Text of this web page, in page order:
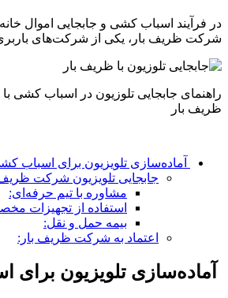
در فرآیند اسباب کشی و جابجایی اموال
شرکت ظریف بار، یکی از شرکت‌های
راهنمای جابجایی تلوزیون در اسباب کشی
ظریف بار
آماده‌سازی تلویزیون برای اسباب
جابجایی تلویزیون شرکت ظریف
مشاوره با تیم حرفه‌ای:
استفاده از تجهیزات
بیمه حمل و نقل:
اعتماد به شرکت ظریف بار:
آماده‌سازی تلویزیون